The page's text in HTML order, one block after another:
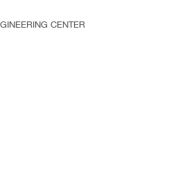
CENTER